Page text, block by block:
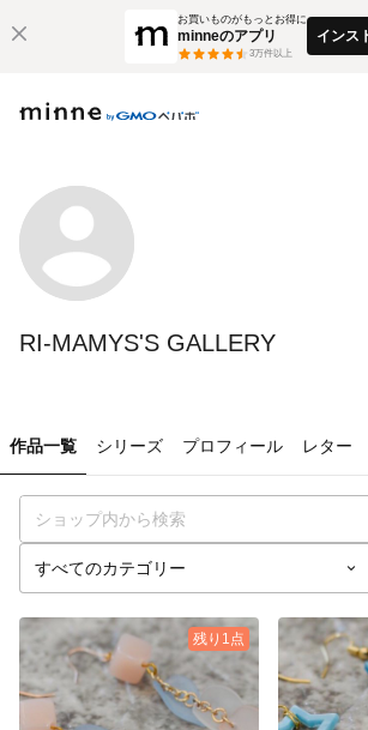
お買いものがもっとお得に
minneのアプリ
3万件以上
インス
RI-MAMYS'S GALLERY
作品一覧 シリーズ プロフィール レター
残り1点